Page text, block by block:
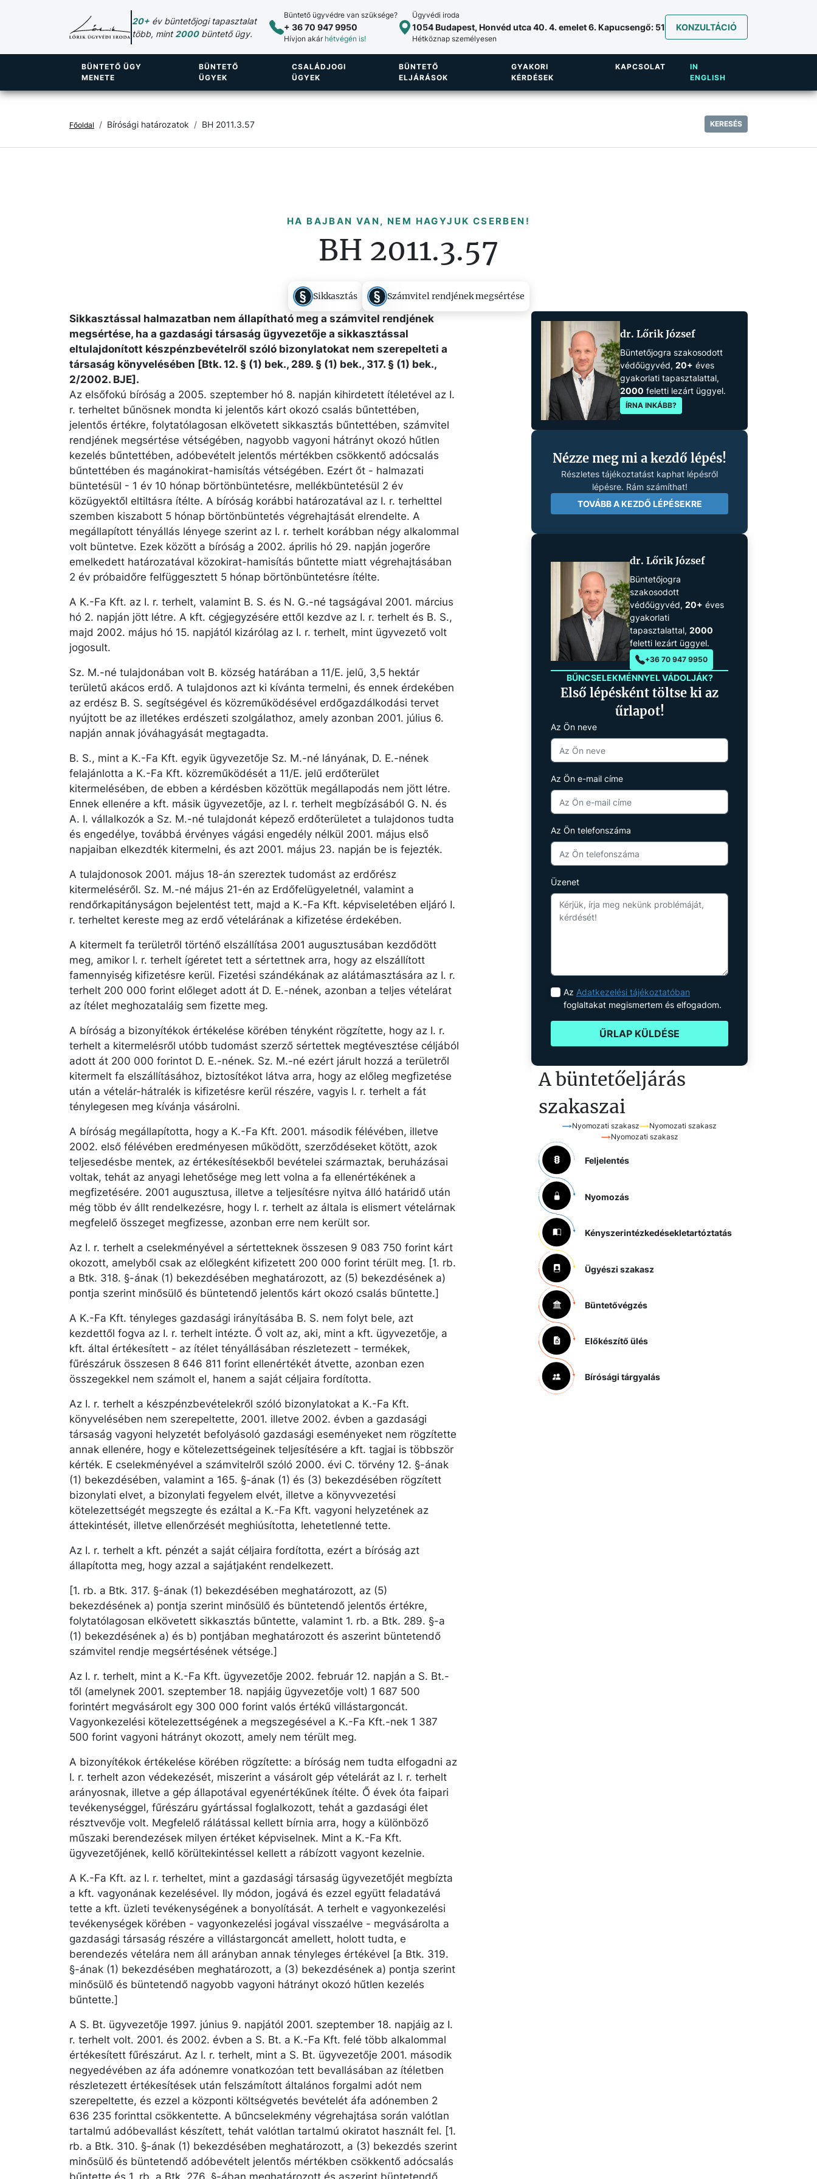
20+ év büntetőjogi tapasztalat
több, mint2000büntető ügy.
Büntető ügyvédre van szüksége?
+ 36 70 947 9950
Hívjon akár hétvégén is!
Ügyvédi iroda
1054 Budapest, Honvéd utca 40. 4. emelet 6. Kapucsengő: 51
Hétköznap személyesen
KONZULTÁCIÓ
IN
ENGLISH
BÜNTETŐ ÜGY
MENETE
BÜNTETŐ
ÜGYEK
CSALÁDJOGI
ÜGYEK
BÜNTETŐ
ELJÁRÁSOK
GYAKORI
KÉRDÉSEK
KAPCSOLAT
Főoldal Bírósági határozatok BH 2011.3.57 KERESÉS
HA BAJBAN VAN, NEM HAGYJUK CSERBEN!
BH 2011.3.57
Sikkasztás Számvitel rendjének megsértése
Sikkasztással halmazatban nem állapítható meg a számvitel rendjének
megsértése, ha a gazdasági társaság ügyvezetője a sikkasztással
eltulajdonított készpénzbevételről szóló bizonylatokat nem szerepelteti a
társaság könyvelésében [Btk. 12. § (1) bek., 289. § (1) bek., 317. § (1) bek.,
2/2002. BJE].
Az elsőfokú bíróság a 2005. szeptember hó 8. napján kihirdetett ítéletével az I.
r. terheltet bűnösnek mondta ki jelentős kárt okozó csalás bűntettében,
jelentős értékre, folytatólagosan elkövetett sikkasztás bűntettében, számvitel
rendjének megsértése vétségében, nagyobb vagyoni hátrányt okozó hűtlen
kezelés bűntettében, adóbevételt jelentős mértékben csökkentő adócsalás
bűntettében és magánokirat-hamisítás vétségében. Ezért őt - halmazati
büntetésül - 1 év 10 hónap börtönbüntetésre, mellékbüntetésül 2 év
közügyektől eltiltásra ítélte. A bíróság korábbi határozatával az I. r. terhelttel
szemben kiszabott 5 hónap börtönbüntetés végrehajtását elrendelte. A
megállapított tényállás lényege szerint az I. r. terhelt korábban négy alkalommal
volt büntetve. Ezek között a bíróság a 2002. április hó 29. napján jogerőre
emelkedett határozatával közokirat-hamisítás bűntette miatt végrehajtásában
2 év próbaidőre felfüggesztett 5 hónap börtönbüntetésre ítélte.
A K.-Fa Kft. az I. r. terhelt, valamint B. S. és N. G.-né tagságával 2001. március
hó 2. napján jött létre. A kft. cégjegyzésére ettől kezdve az I. r. terhelt és B. S.,
majd 2002. május hó 15. napjától kizárólag az I. r. terhelt, mint ügyvezető volt
jogosult.
Sz. M.-né tulajdonában volt B. község határában a 11/E. jelű, 3,5 hektár
területű akácos erdő. A tulajdonos azt ki kívánta termelni, és ennek érdekében
az erdész B. S. segítségével és közreműködésével erdőgazdálkodási tervet
nyújtott be az illetékes erdészeti szolgálathoz, amely azonban 2001. július 6.
napján annak jóváhagyását megtagadta.
B. S., mint a K.-Fa Kft. egyik ügyvezetője Sz. M.-né lányának, D. E.-nének
felajánlotta a K.-Fa Kft. közreműködését a 11/E. jelű erdőterület
kitermelésében, de ebben a kérdésben közöttük megállapodás nem jött létre.
Ennek ellenére a kft. másik ügyvezetője, az I. r. terhelt megbízásából G. N. és
A. I. vállalkozók a Sz. M.-né tulajdonát képező erdőterületet a tulajdonos tudta
és engedélye, továbbá érvényes vágási engedély nélkül 2001. május első
napjaiban elkezdték kitermelni, és azt 2001. május 23. napján be is fejezték.
A tulajdonosok 2001. május 18-án szereztek tudomást az erdőrész
kitermeléséről. Sz. M.-né május 21-én az Erdőfelügyeletnél, valamint a
rendőrkapitányságon bejelentést tett, majd a K.-Fa Kft. képviseletében eljáró I.
r. terheltet kereste meg az erdő vételárának a kifizetése érdekében.
A kitermelt fa területről történő elszállítása 2001 augusztusában kezdődött
meg, amikor I. r. terhelt ígéretet tett a sértettnek arra, hogy az elszállított
famennyiség kifizetésre kerül. Fizetési szándékának az alátámasztására az I. r.
terhelt 200 000 forint előleget adott át D. E.-nének, azonban a teljes vételárat
az ítélet meghozataláig sem fizette meg.
A bíróság a bizonyítékok értékelése körében tényként rögzítette, hogy az I. r.
terhelt a kitermelésről utóbb tudomást szerző sértettek megtévesztése céljából
adott át 200 000 forintot D. E.-nének. Sz. M.-né ezért járult hozzá a területről
kitermelt fa elszállításához, biztosítékot látva arra, hogy az előleg megfizetése
után a vételár-hátralék is kifizetésre kerül részére, vagyis I. r. terhelt a fát
ténylegesen meg kívánja vásárolni.
A bíróság megállapította, hogy a K.-Fa Kft. 2001. második félévében, illetve
2002. első félévében eredményesen működött, szerződéseket kötött, azok
teljesedésbe mentek, az értékesítésekből bevételei származtak, beruházásai
voltak, tehát az anyagi lehetősége meg lett volna a fa ellenértékének a
megfizetésére. 2001 augusztusa, illetve a teljesítésre nyitva álló határidő után
még több év állt rendelkezésre, hogy I. r. terhelt az általa is elismert vételárnak
megfelelő összeget megfizesse, azonban erre nem került sor.
Az I. r. terhelt a cselekményével a sértetteknek összesen 9 083 750 forint kárt
okozott, amelyből csak az előlegként kifizetett 200 000 forint térült meg. [1. rb.
a Btk. 318. §-ának (1) bekezdésében meghatározott, az (5) bekezdésének a)
pontja szerint minősülő és büntetendő jelentős kárt okozó csalás bűntette.]
A K.-Fa Kft. tényleges gazdasági irányításába B. S. nem folyt bele, azt
kezdettől fogva az I. r. terhelt intézte. Ő volt az, aki, mint a kft. ügyvezetője, a
kft. által értékesített - az ítélet tényállásában részletezett - termékek,
fűrészáruk összesen 8 646 811 forint ellenértékét átvette, azonban ezen
összegekkel nem számolt el, hanem a saját céljaira fordította.
Az I. r. terhelt a készpénzbevételekről szóló bizonylatokat a K.-Fa Kft.
könyvelésében nem szerepeltette, 2001. illetve 2002. évben a gazdasági
társaság vagyoni helyzetét befolyásoló gazdasági eseményeket nem rögzítette
annak ellenére, hogy e kötelezettségeinek teljesítésére a kft. tagjai is többször
kérték. E cselekményével a számvitelről szóló 2000. évi C. törvény 12. §-ának
(1) bekezdésében, valamint a 165. §-ának (1) és (3) bekezdésében rögzített
bizonylati elvet, a bizonylati fegyelem elvét, illetve a könyvvezetési
kötelezettségét megszegte és ezáltal a K.-Fa Kft. vagyoni helyzetének az
áttekintését, illetve ellenőrzését meghiúsította, lehetetlenné tette.
Az I. r. terhelt a kft. pénzét a saját céljaira fordította, ezért a bíróság azt
állapította meg, hogy azzal a sajátjaként rendelkezett.
[1. rb. a Btk. 317. §-ának (1) bekezdésében meghatározott, az (5)
bekezdésének a) pontja szerint minősülő és büntetendő jelentős értékre,
folytatólagosan elkövetett sikkasztás bűntette, valamint 1. rb. a Btk. 289. §-a
(1) bekezdésének a) és b) pontjában meghatározott és aszerint büntetendő
számvitel rendje megsértésének vétsége.]
Az I. r. terhelt, mint a K.-Fa Kft. ügyvezetője 2002. február 12. napján a S. Bt.-
től (amelynek 2001. szeptember 18. napjáig ügyvezetője volt) 1 687 500
forintért megvásárolt egy 300 000 forint valós értékű villástargoncát.
Vagyonkezelési kötelezettségének a megszegésével a K.-Fa Kft.-nek 1 387
500 forint vagyoni hátrányt okozott, amely nem térült meg.
A bizonyítékok értékelése körében rögzítette: a bíróság nem tudta elfogadni az
I. r. terhelt azon védekezését, miszerint a vásárolt gép vételárát az I. r. terhelt
arányosnak, illetve a gép állapotával egyenértékűnek ítélte. Ő évek óta faipari
tevékenységgel, fűrészáru gyártással foglalkozott, tehát a gazdasági élet
résztvevője volt. Megfelelő rálátással kellett bírnia arra, hogy a különböző
műszaki berendezések milyen értéket képviselnek. Mint a K.-Fa Kft.
ügyvezetőjének, kellő körültekintéssel kellett a rábízott vagyont kezelnie.
A K.-Fa Kft. az I. r. terheltet, mint a gazdasági társaság ügyvezetőjét megbízta
a kft. vagyonának kezelésével. Ily módon, jogává és ezzel együtt feladatává
tette a kft. üzleti tevékenységének a bonyolítását. A terhelt e vagyonkezelési
tevékenységek körében - vagyonkezelési jogával visszaélve - megvásárolta a
gazdasági társaság részére a villástargoncát amellett, holott tudta, e
berendezés vételára nem áll arányban annak tényleges értékével [a Btk. 319.
§-ának (1) bekezdésében meghatározott, a (3) bekezdésének a) pontja szerint
minősülő és büntetendő nagyobb vagyoni hátrányt okozó hűtlen kezelés
bűntette.]
A S. Bt. ügyvezetője 1997. június 9. napjától 2001. szeptember 18. napjáig az I.
r. terhelt volt. 2001. és 2002. évben a S. Bt. a K.-Fa Kft. felé több alkalommal
értékesített fűrészárut. Az I. r. terhelt, mint a S. Bt. ügyvezetője 2001. második
negyedévében az áfa adónemre vonatkozóan tett bevallásában az ítéletben
részletezett értékesítések után felszámított általános forgalmi adót nem
szerepeltette, és ezzel a központi költségvetés bevételét áfa adónemben 2
636 235 forinttal csökkentette. A bűncselekmény végrehajtása során valótlan
tartalmú adóbevallást készített, tehát valótlan tartalmú okiratot használt fel. [1.
rb. a Btk. 310. §-ának (1) bekezdésében meghatározott, a (3) bekezdés szerint
minősülő és büntetendő adóbevételt jelentős mértékben csökkentő adócsalás
bűntette és 1. rb. a Btk. 276. §-ában meghatározott és aszerint büntetendő
dr. Lőrik József
Büntetőjogra szakosodott
védőügyvéd, 20+ éves
gyakorlati tapasztalattal,
2000 feletti lezárt üggyel.
ÍRNA INKÁBB?
Nézze meg mi a kezdő lépés!
Részletes tájékoztatást kaphat lépésről
lépésre. Rám számíthat!
TOVÁBB A KEZDŐ LÉPÉSEKRE
dr. Lőrik József
Büntetőjogra
szakosodott
védőügyvéd, 20+ éves
gyakorlati
tapasztalattal, 2000
feletti lezárt üggyel.
+36 70 947 9950
BŰNCSELEKMÉNNYEL VÁDOLJÁK?
Első lépésként töltse ki az
űrlapot!
Az Ön neve
Az Ön e-mail címe
Az Ön telefonszáma
Üzenet
Az Adatkezelési tájékoztatóban
foglaltakat megismertem és elfogadom.
ŰRLAP KÜLDÉSE
A büntetőeljárás
szakaszai
Nyomozati szakasz
Nyomozati szakasz
Nyomozati szakasz
Feljelentés
Nyomozás
Kényszerintézkedésekletartóztatás
Ügyészi szakasz
Büntetővégzés
Előkészítő ülés
Bírósági tárgyalás